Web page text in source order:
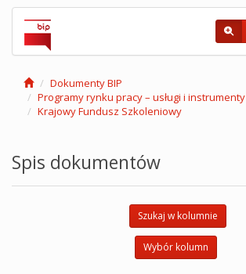
Dokumenty BIP
Programy rynku pracy – usługi i instrumenty
Krajowy Fundusz Szkoleniowy
Spis dokumentów
Szukaj w kolumnie
Wybór kolumn